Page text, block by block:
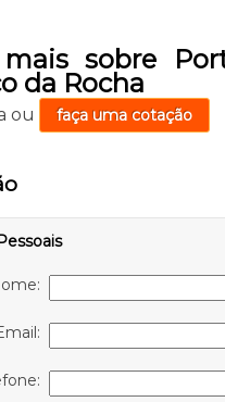
mais sobre
da Rocha
ou faça uma cotação